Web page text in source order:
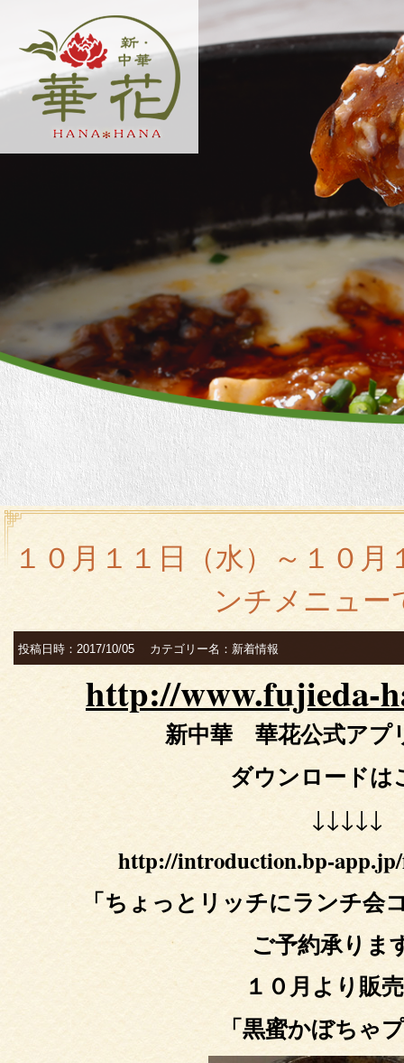
１０月１１日（水）～１０
ンチメニュー
投稿日時：2017/10/05 カテゴリー名：新着情報
http://www.fujieda-
新中華 華花公式アプ
ダウンロードは
↓↓↓↓↓
http://introduction.bp-
「ちょっとリッチにランチ
ご予約承りま
１０月より販
「黒蜜かぼちゃ